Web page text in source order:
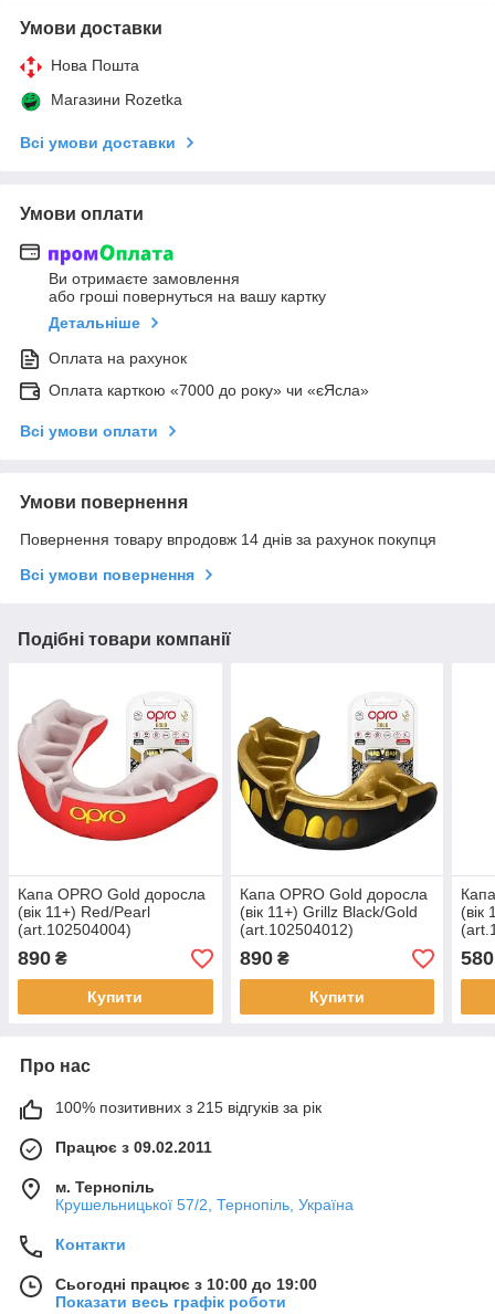
Умови доставки
Нова Пошта
Магазини Rozetka
Всі умови доставки
Умови оплати
Ви отримаєте замовлення
або гроші повернуться на вашу картку
Детальніше
Оплата на рахунок
Оплата карткою «7000 до року» чи «єЯсла»
Всі умови оплати
Умови повернення
Повернення товару впродовж 14 днів за рахунок покупця
Всі умови повернення
Подібні товари компанії
Капа OPRO Gold доросла
(вік 11+) Red/Pearl
(art.102504004)
890 ₴
Купити
Капа OPRO Gold доросла
(вік 11+) Grillz Black/Gold
(art.102504012)
890₴
Купити
(вік
580
Про нас
100% позитивних з 215 відгуків за рік
Працює з 09.02.2011
м. Тернопіль
Крушельницької 57/2, Тернопіль, Україна
Контакти
Сьогодні працює з 10:00 до 19:00
Показати весь графік роботи